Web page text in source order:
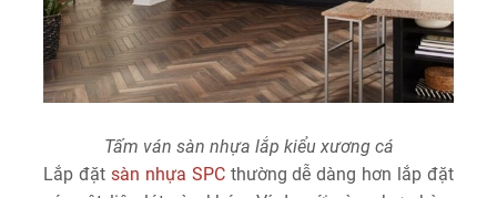
Tấm ván sàn nhựa lắp kiểu xương cá
Lắp đặt sàn nhựa SPCthường dễ dàng hơn lắp đặt